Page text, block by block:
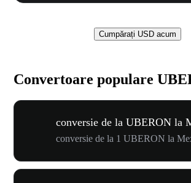
Cumpărați USD acum
Convertoare populare
conversie de la UBERON la
conversie de la 1 UBERON la